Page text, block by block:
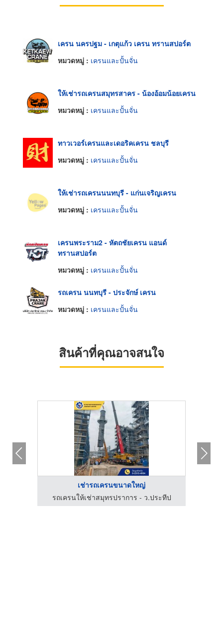
เครน นครปฐม - เกตุแก้ว เครน ทรานสปอร์ต
หมวดหมู่ : เครนและปั้นจั่น
ให้เช่ารถเครนสมุทรสาคร - น้องอ้อมน้อยเครน
หมวดหมู่ : เครนและปั้นจั่น
ทาวเวอร์เครนและเดอริคเครน ชลบุรี
หมวดหมู่ : เครนและปั้นจั่น
ให้เช่ารถเครนนนทบุรี - แก่นเจริญเครน
หมวดหมู่ : เครนและปั้นจั่น
เครนพระราม2 - หัตถชัยเครน แอนด์
ทรานสปอร์ต
หมวดหมู่ : เครนและปั้นจั่น
รถเครน นนทบุรี - ประจักษ์ เครน
หมวดหมู่ : เครนและปั้นจั่น
สินค้าที่คุณอาจสนใจ
เช่ารถเครนขนาดใหญ่
รถเครนให้เช่าสมุทรปราการ - ว.ประทีป